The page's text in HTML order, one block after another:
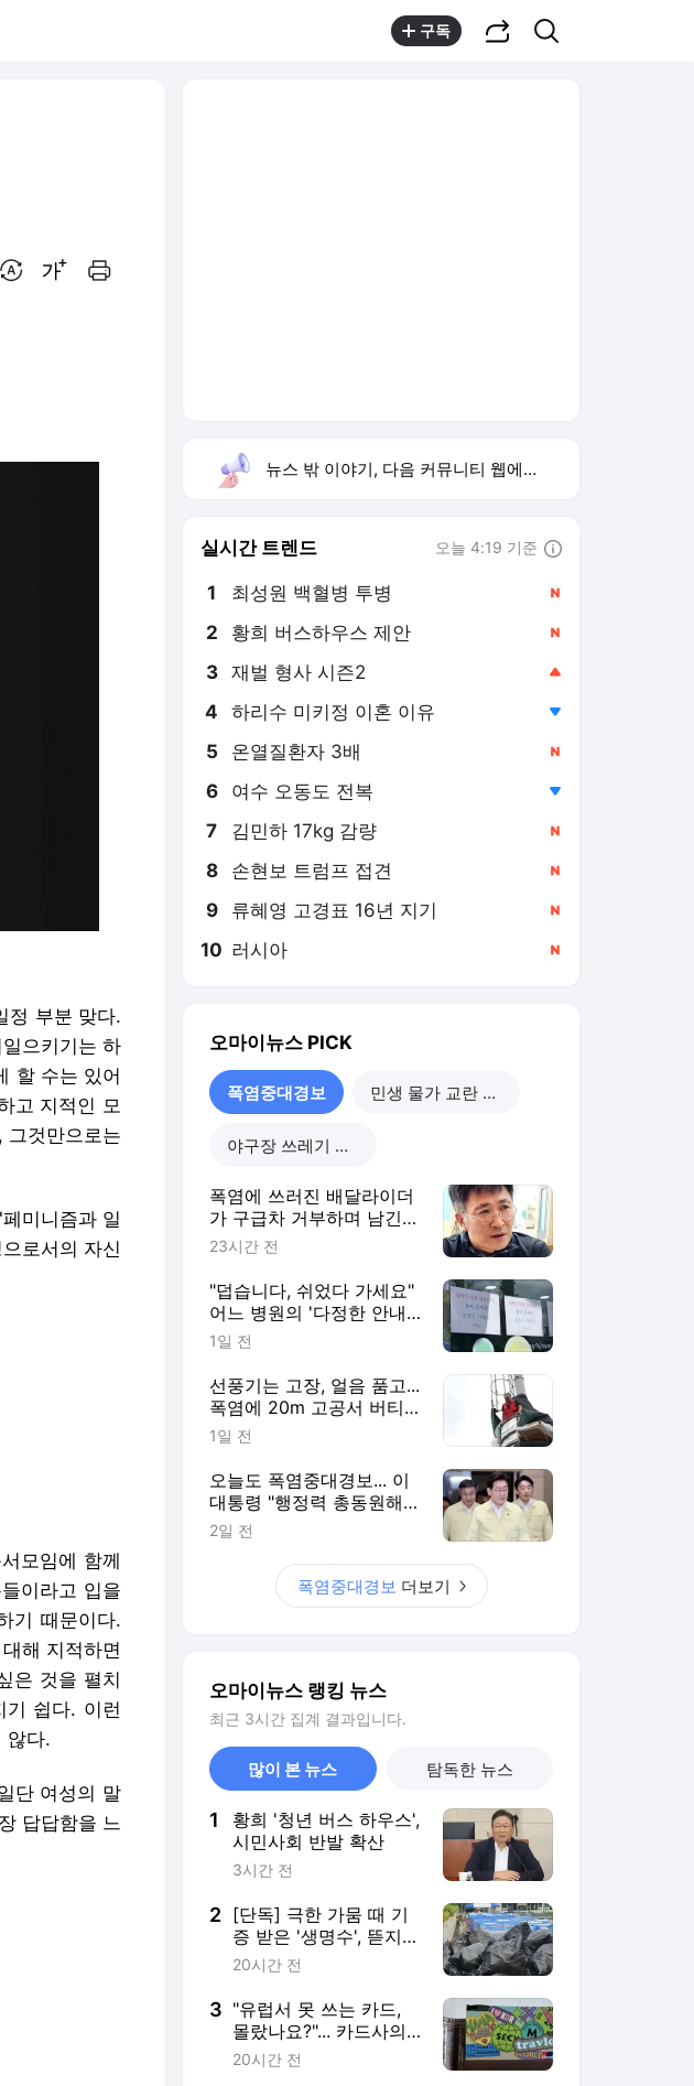
구독
정 부분 맞다.
으키기는 하
할 수는 있어
고 지적인 모
그것만으로는
미니즘과 일
로서의 자신
모임에 함께
이라고 입을
기 때문이다.
해 지적하면
은 것을 펼치
기 쉽다. 이런
않다.
단 여성의 말
답답함을 느
온열질환자 3배
7 김민하 17kg 감량
8 손현보 트럼프 접견
9 류혜영 고경표 16년 지기
10 러시아
오마이뉴스PICK
야구장 쓰레기 리포트
폭염에 쓰러진 배달라이더
가 구급차 거부하며 남긴
한마디
어느 병원의 '다정한 안내
선풍기는 고장, 얼음 품고...
는 남자
1일 전
오늘도 폭염중대경보... 이
대통령 "행정력 총동원해
야"
2일 전
폭염중대경보 더보기
오마이뉴스 랭킹 뉴스
최근 3시간 집계 결과입니다.
많이 본 뉴스 탐독한 뉴스
황희 '청년 버스 하우스',
시민사회 반발 확산
3시간 전
않고 폐기한 강릉시
20시간 전
3 "유럽서 못 쓰는 카드,
몰랐나요?"... 카드사의
황당한 질문
20시간 전
4
폭염에 쓰러진 배달라이
더가 구급차 거부하며
남긴 한마디
23시간 전
5 꼭두새벽 고추밭엔 붉은
빛 출렁, 땀 뚝뚝 흘리다
떠오른 얼굴
2시간 전
서비스 바로가기 연예 스포츠